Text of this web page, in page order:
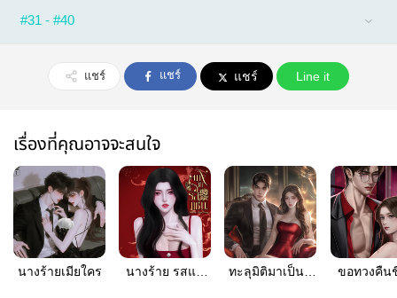
#31 - #40
แชร์ แชร์ แชร์ Line it
เรื่องที่คุณอาจจะสนใจ
นางร้ายเมียใคร
นางร้าย รสแซ่
ทะลุมิติมาเป็นคู่
ขอทวงคืน